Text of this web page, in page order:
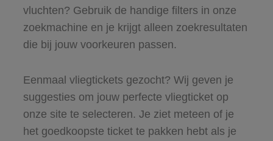
vluchten? Gebruik de handige filters in onze
zoekmachine en je krijgt alleen zoekresultaten
die bij jouw voorkeuren passen.
Eenmaal vliegtickets gezocht? Wij geven je
suggesties om jouw perfecte vliegticket op
onze site te selecteren. Je ziet meteen of je
het goedkoopste ticket te pakken hebt als je